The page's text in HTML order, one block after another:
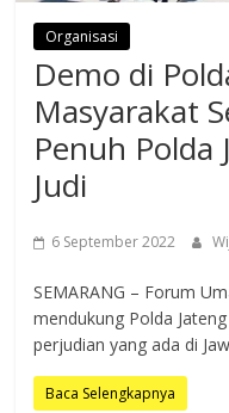
Organisasi
Demo di
Masyarakat
Penuh Polda
Judi
6 September 2022
SEMARANG – Forum
mendukung Polda
perjudian yang ada di
Baca Selengkapnya